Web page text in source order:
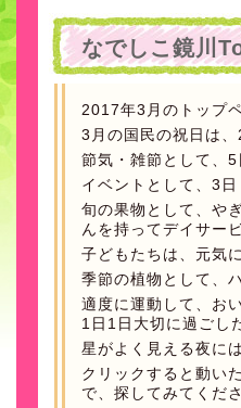
なでしこ鏡川
2017年3月のトップ
3月の国民の祝日は、
節気・雑節として、
イベントとして、3
旬の果物として、や
んを持ってデイサー
子どもたちは、元気
季節の植物として、
適度に運動して、お
1日1日大切に過ごし
星がよく見える夜に
クリックすると動い
で、探してみてくださ